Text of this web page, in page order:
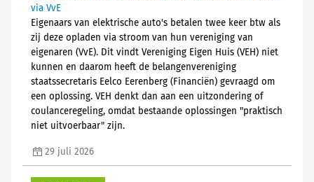
via VvE
Eigenaars van elektrische auto's betalen twee keer btw als
zij deze opladen via stroom van hun vereniging van
eigenaren (VvE). Dit vindt Vereniging Eigen Huis (VEH) niet
kunnen en daarom heeft de belangenvereniging
staatssecretaris Eelco Eerenberg (Financiën) gevraagd om
een oplossing. VEH denkt dan aan een uitzondering of
coulanceregeling, omdat bestaande oplossingen "praktisch
niet uitvoerbaar" zijn.
29 juli 2026